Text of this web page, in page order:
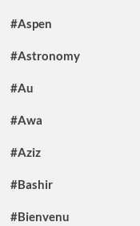
#Aspen
#Astronomy
#Au
#Awa
#Aziz
#Bashir
#Bienvenu